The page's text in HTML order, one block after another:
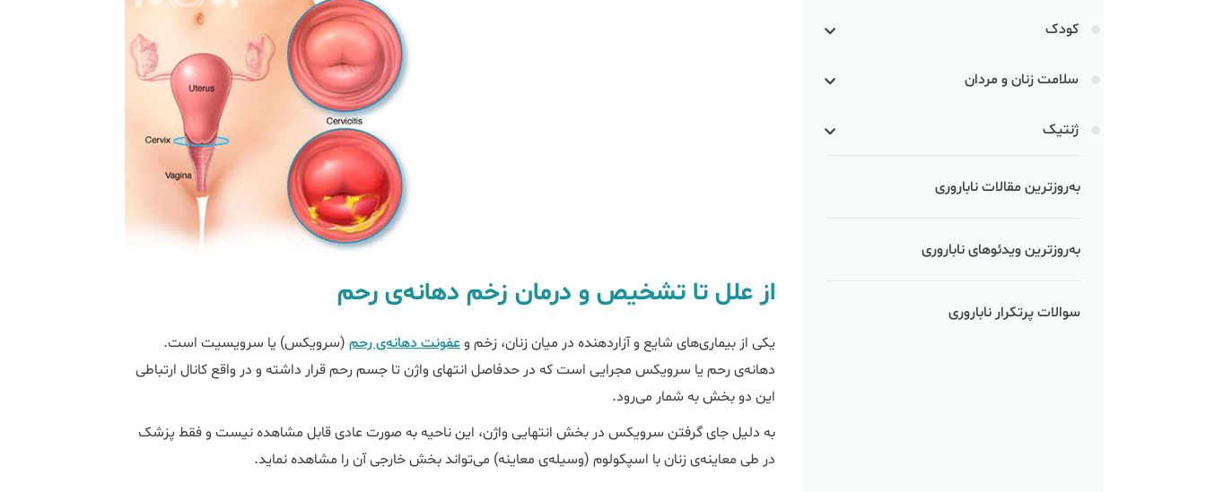
کودک
سلامت زنان و مردان
ژنتیک
به‌روزترین مقالات ناباروری
به‌روزترین ویدئوهای ناباروری
سوالات پرتکرار ناباروری
از علل تا تشخیص و درمان زخم دهانه‌‌ی رحم
یکی از بیماری‌های شایع و آزاردهنده در میان زنان، زخم وعفونت دهانه‌ی رحم(سرویکس) یا سرویسیت است.
دهانه‌ی رحم یا سرویکس مجرایی است که در حدفاصل انتهای واژن تا جسم رحم قرار داشته و در واقع کانال ارتباطی
این دو بخش به شمار می‌رود.
به دلیل جای گرفتن سرویکس در بخش انتهایی واژن، این ناحیه به صورت عادی قابل مشاهده نیست و فقط پزشک
در طی معاینه‌ی زنان با اسپکولوم (وسیله‌ی معاینه) می‌تواند بخش خارجی آن را مشاهده نماید.